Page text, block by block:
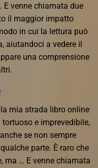
E venne chiamata due
il maggior impatto
in cui la lettura può
aiutandoci a vedere il
una comprensione
la mia strada libro online
e imprevedibile,
se non sempre
parte. È raro che
ma … E venne chiamata